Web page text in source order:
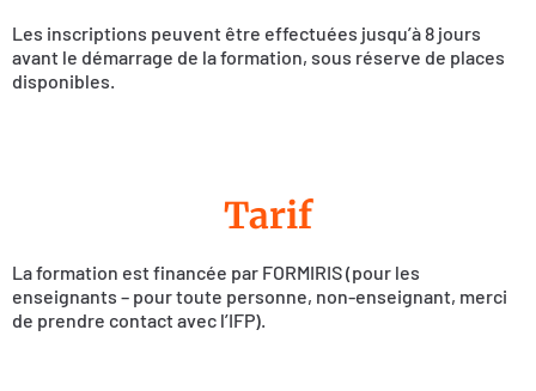
Les inscriptions peuvent être effectuées jusqu’à 8 jours
avant le démarrage de la formation, sous réserve de places
disponibles.
Tarif
La formation est financée par FORMIRIS (pour les
enseignants – pour toute personne, non-enseignant, merci
de prendre contact avec l’IFP).